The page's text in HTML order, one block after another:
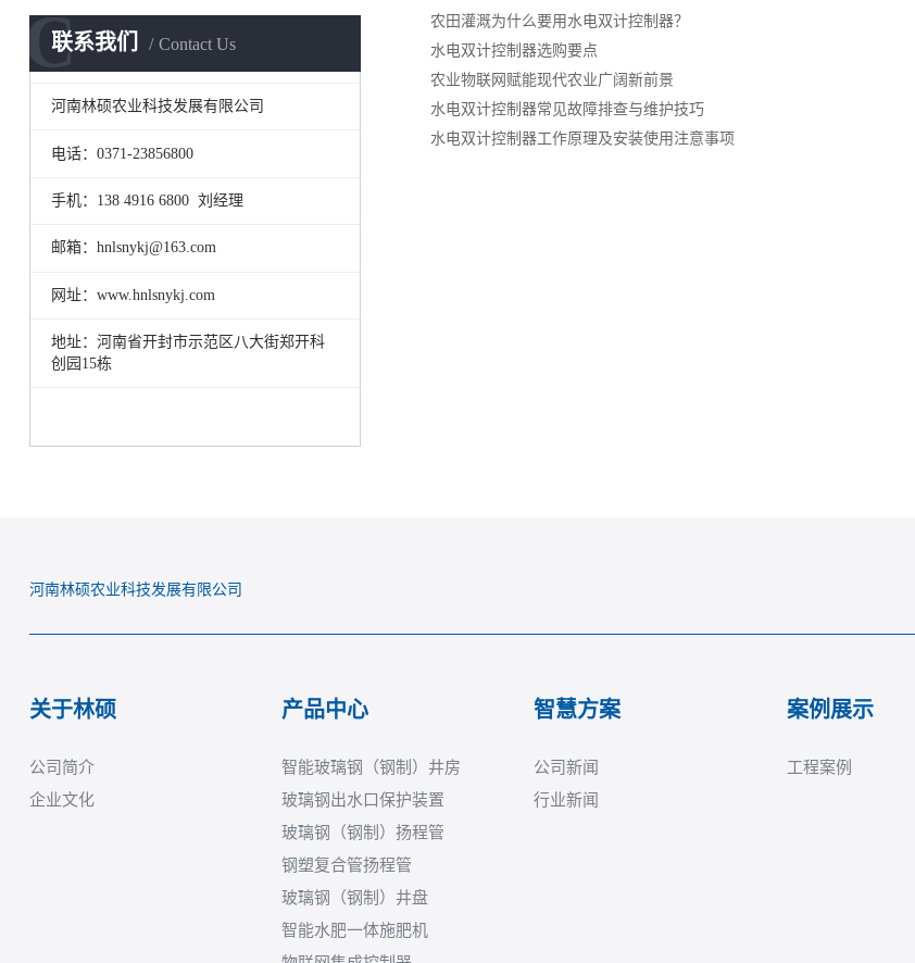
联系我们 Contact Us
C
河南林硕农业科技发展有限公司
电话：0371-23856800
手机：138 4916 6800 刘经理
邮箱：hnlsnykj@163.com
网址：www.hnlsnykj.com
地址：河南省开封市示范区八大街郑开科
创园15栋
农田灌溉为什么要用水电双计控制器？
水电双计控制器选购要点
农业物联网赋能现代农业广阔新前景
水电双计控制器常见故障排查与维护技巧
水电双计控制器工作原理及安装使用注意事项
河南林硕农业科技发展有限公司
关于林硕
公司简介
企业文化
产品中心
智能玻璃钢（钢制）井房
玻璃钢出水口保护装置
玻璃钢（钢制）扬程管
钢塑复合管扬程管
玻璃钢（钢制）井盘
智能水肥一体施肥机
智慧方案
公司新闻
行业新闻
案例展示
工程案例